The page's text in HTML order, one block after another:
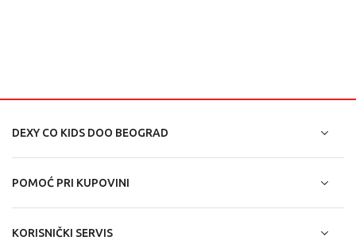
DEXY CO KIDS DOO BEOGRAD
POMOĆ PRI KUPOVINI
KORISNIČKI SERVIS